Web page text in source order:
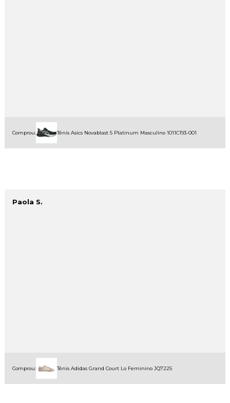
Comprou: Tênis Asics Novablast 5 Platinum Masculino 1011C193-001
Paola S.
Comprou: Tênis Adidas Grand Court Lo Feminino JQ7225